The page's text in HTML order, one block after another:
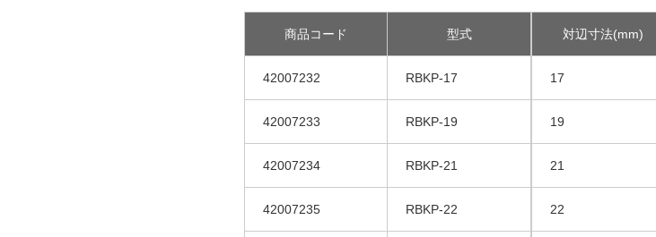
商品コード 型式
42007232 RBKP-17
42007233 RBKP-19
42007234 RBKP-21
42007235 RBKP-22
対辺寸法(mm)
17
19
21
22